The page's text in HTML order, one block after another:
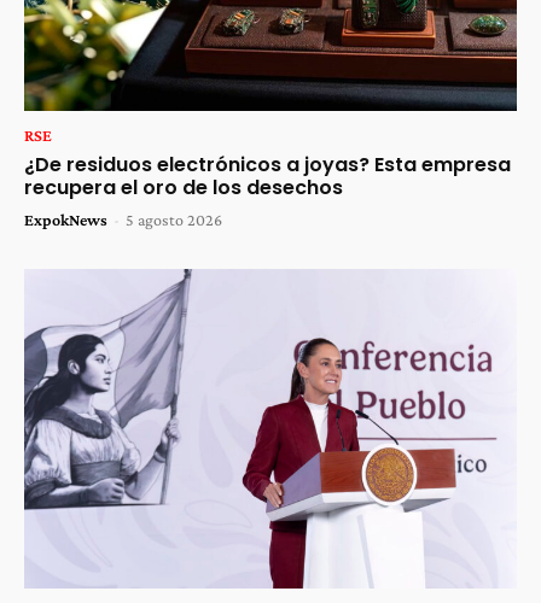
RSE
¿De residuos electrónicos a joyas? Esta empresa
recupera el oro de los desechos
ExpokNews - 5 agosto 2026